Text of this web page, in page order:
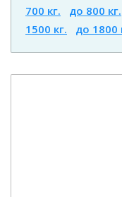
700 кг.
до 800 кг.
1500 кг.
до 1800